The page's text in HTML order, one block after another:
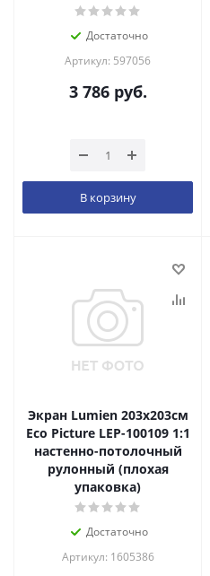
Достаточно
Артикул: 597056
3 786руб.
В корзину
Экран Lumien 203x203см
Eco Picture LEP-100109 1:1
настенно-потолочный
рулонный (плохая
упаковка)
Достаточно
Артикул: 1605386